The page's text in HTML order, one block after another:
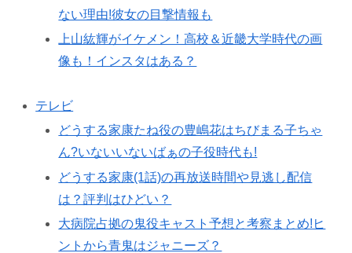
ない理由!彼女の目撃情報も
上山紘輝がイケメン！高校＆近畿大学時代の画
像も！インスタはある？
テレビ
どうする家康たね役の豊嶋花はちびまる子ちゃ
ん?いないいないばぁの子役時代も!
どうする家康(1話)の再放送時間や見逃し配信
は？評判はひどい？
大病院占拠の鬼役キャスト予想と考察まとめ!ヒ
ントから青鬼はジャニーズ？